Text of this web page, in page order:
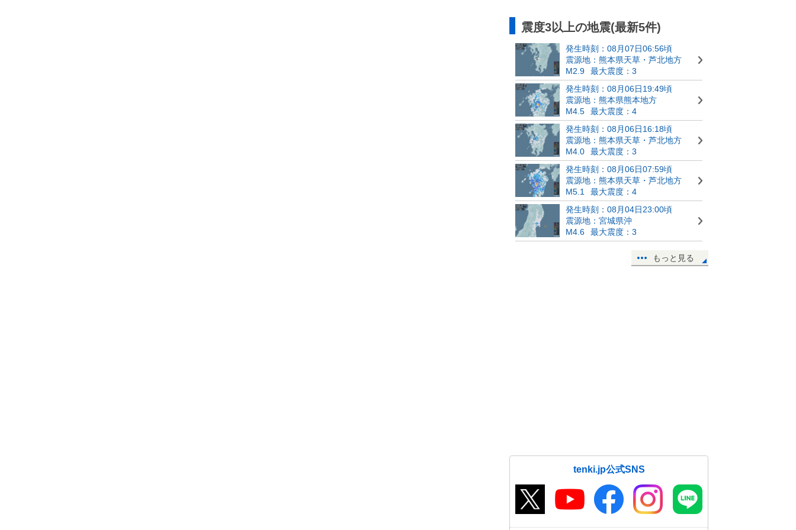
震度3以上の地震(最新5件)
発生時刻：08月07日06:56頃
震源地：熊本県天草・芦北地方
M2.9
最大震度：3
発生時刻：08月06日19:49頃
震源地：熊本県熊本地方
M4.5
最大震度：4
発生時刻：08月06日16:18頃
震源地：熊本県天草・芦北地方
M4.0
最大震度：3
発生時刻：08月06日07:59頃
震源地：熊本県天草・芦北地方
M5.1
最大震度：4
発生時刻：08月04日23:00頃
震源地：宮城県沖
M4.6
最大震度：3
もっと見る
tenki.jp公式SNS